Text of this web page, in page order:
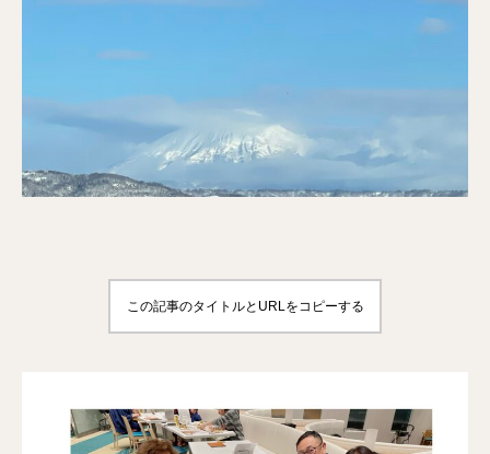
この記事のタイトルとURLをコピーする